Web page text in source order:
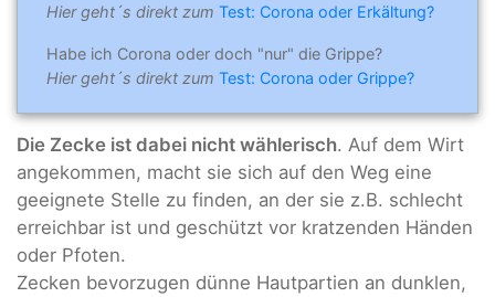
Hier geht´s direkt zum Test: Corona oder Erkältung?
Habe ich Corona oder doch "nur" die Grippe?
Hier geht´s direkt zum Test: Corona oder Grippe?
Die Zecke ist dabei nicht wählerisch. Auf dem Wirt
angekommen, macht sie sich auf den Weg eine
geeignete Stelle zu finden, an der sie z.B. schlecht
erreichbar ist und geschützt vor kratzenden Händen
oder Pfoten.
Zecken bevorzugen dünne Hautpartien an dunklen,